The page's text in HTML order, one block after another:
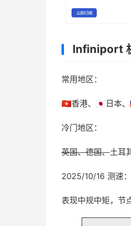
Infiniport
常用地区：
🇭🇰香港、🇯🇵日本
冷门地区：
英国、德国、土耳
2025/10/16 测速：
表现中规中矩，节